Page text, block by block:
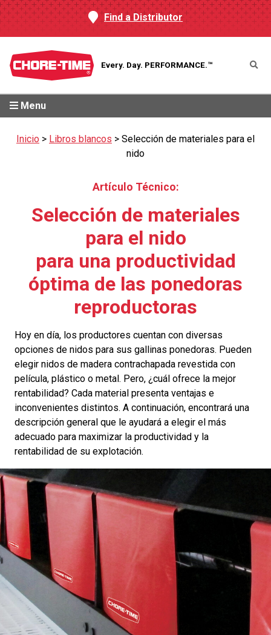
Find a Distributor
Every. Day. PERFORMANCE.™
Menu
Inicio > Libros blancos > Selección de materiales para el
nido
Artículo Técnico:
Selección de materiales
para el nido
para una productividad
óptima de las ponedoras
reproductoras
Hoy en día, los productores cuentan con diversas
opciones de nidos para sus gallinas ponedoras. Pueden
elegir nidos de madera contrachapada revestida con
película, plástico o metal. Pero, ¿cuál ofrece la mejor
rentabilidad? Cada material presenta ventajas e
inconvenientes distintos. A continuación, encontrará una
descripción general que le ayudará a elegir el más
adecuado para maximizar la productividad y la
rentabilidad de su explotación.